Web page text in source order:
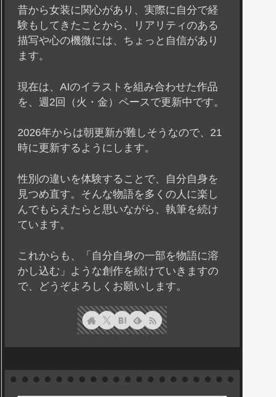
昔から女装に関心があり、実際に自分で経
験もしてきたことから、リアリティのある
描写や心の機微には、ちょっと自信があり
ます。
現在は、AIのイラストを組み合わせた作品
を、週2回（火・金）ペースで更新中です。
2026年からは朝更新が難しそうなので、21
時に更新するようにします。
性別の違いを体験することで、自分自身を
見つめ直す。そんな物語を多くの人に楽し
んでもらえたらと思いながら、執筆を続け
ています。
これからも、「自分自身の一部を物語に溶
かし込む」ような創作を続けていきますの
で、どうぞよろしくお願いします。